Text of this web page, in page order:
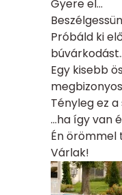
Gyere el…
Próbáld ki
Egy kisebb
Tényleg ez
…ha így van
Én
Várlak!